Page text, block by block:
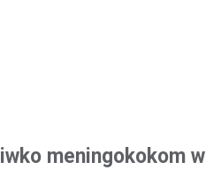
meningokokom w